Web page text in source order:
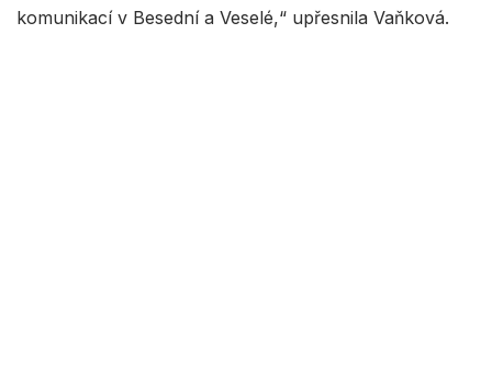
komunikací v Besední a Veselé,“ upřesnila Vaňková.